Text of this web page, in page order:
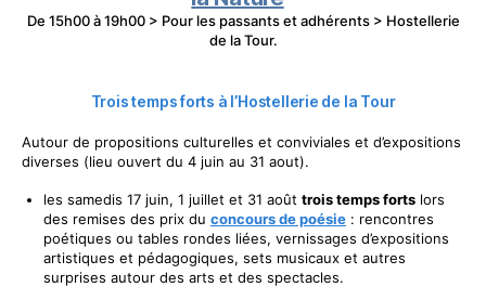
De 15h00 à 19h00 > Pour les passants et adhérents > Hostellerie
de la Tour.
Trois temps forts à l’Hostellerie de la Tour
Autour de propositions culturelles et conviviales et d’expositions
diverses (lieu ouvert du 4 juin au 31 aout).
les samedis 17 juin, 1 juillet et 31 août trois temps forts lors
des remises des prix du concours de poésie : rencontres
poétiques ou tables rondes liées, vernissages d’expositions
artistiques et pédagogiques, sets musicaux et autres
surprises autour des arts et des spectacles.